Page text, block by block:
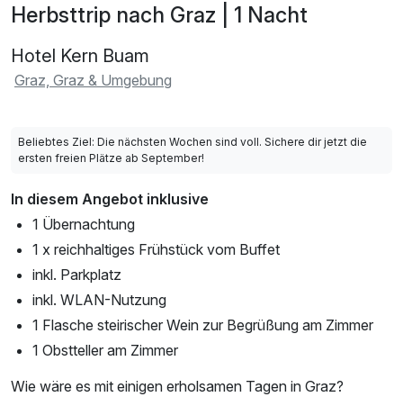
Herbsttrip nach Graz | 1 Nacht
Hotel Kern Buam
Graz, Graz & Umgebung
Beliebtes Ziel: Die nächsten Wochen sind voll. Sichere dir jetzt die
ersten freien Plätze ab September!
In diesem Angebot inklusive
1 Übernachtung
1 x reichhaltiges Frühstück vom Buffet
inkl. Parkplatz
inkl. WLAN-Nutzung
1 Flasche steirischer Wein zur Begrüßung am Zimmer
1 Obstteller am Zimmer
Wie wäre es mit einigen erholsamen Tagen in Graz?